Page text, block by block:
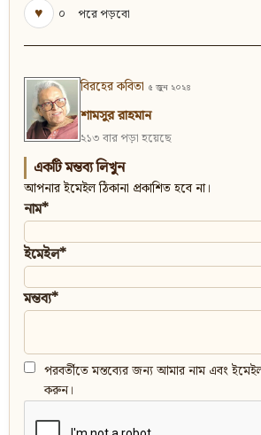
♥
০ পরে পড়বো
বিরহের কবিতা ৫ জুন ২০২৪
শামসুর রাহমান
২১৩ বার পড়া হয়েছে
একটি মন্তব্য লিখুন
আপনার ইমেইল ঠিকানা প্রকাশিত হবে না।
নাম*
ইমেইল*
মন্তব্য*
পরবর্তীতে মন্তব্যের জন্য আমার নাম এবং
করুন।